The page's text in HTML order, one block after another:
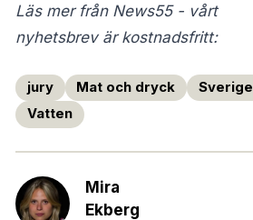
Läs mer från News55 - vårt
nyhetsbrev är kostnadsfritt:
jury Mat och dryck Sverige
Vatten
Mira
Ekberg